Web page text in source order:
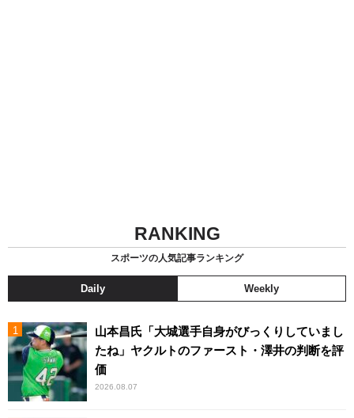
RANKING
スポーツの人気記事ランキング
Daily Weekly
山本昌氏「大城選手自身がびっくりしていまし
たね」ヤクルトのファースト・澤井の判断を評
価
2026.08.07